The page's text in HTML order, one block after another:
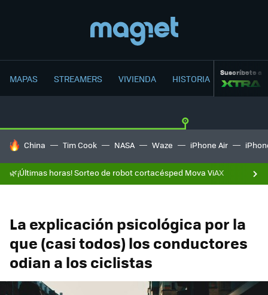
MAPAS STREAMERS VIVIENDA HISTORIA Suscríbete a
HOY SE HABLA DE
China Tim Cook NASA Waze iPhone Air
🌿¡Últimas horas! Sorteo de robot cortacésped Mova ViAX
La explicación psicológica por la
que (casi todos) los conductores
odian a los ciclistas